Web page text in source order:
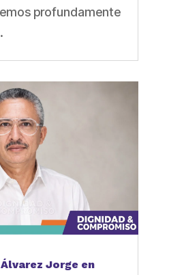
profundamente
Jorge en